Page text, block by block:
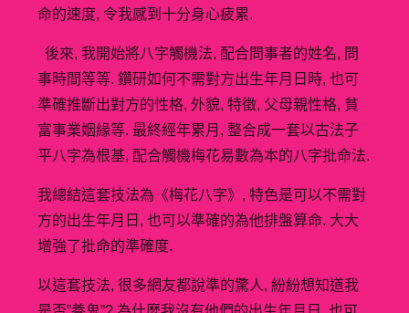
命的速度, 令我感到十分身心疲累.
後來, 我開始將八字觸機法, 配合問事者的姓名, 問
事時間等等. 鑽研如何不需對方出生年月日時, 也可
準確推斷出對方的性格, 外貌, 特徵, 父母親性格, 貧
富事業姻緣等. 最終經年累月, 整合成一套以古法子
平八字為根基, 配合觸機梅花易數為本的八字批命法.
我總結這套技法為《梅花八字》, 特色是可以不需對
方的出生年月日, 也可以準確的為他排盤算命. 大大
增強了批命的準確度.
以這套技法, 很多網友都說準的驚人, 紛紛想知道我